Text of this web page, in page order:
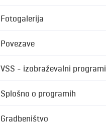
Fotogalerija
Povezave
VSS - izobraževalni programi
Splošno o programih
Gradbeništvo